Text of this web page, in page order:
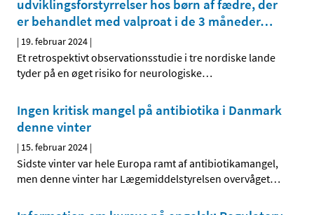
udviklingsforstyrrelser hos børn af fædre, der
er behandlet med valproat i de 3 måneder…
| 19. februar 2024 |
Et retrospektivt observationsstudie i tre nordiske lande
tyder på en øget risiko for neurologiske…
Ingen kritisk mangel på antibiotika i Danmark
denne vinter
| 15. februar 2024 |
Sidste vinter var hele Europa ramt af antibiotikamangel,
men denne vinter har Lægemiddelstyrelsen overvåget…